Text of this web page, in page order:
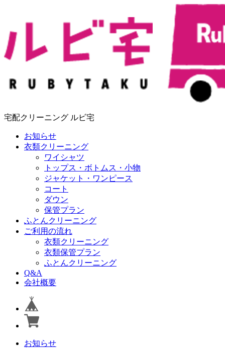
宅配クリーニング ルビ宅
お知らせ
衣類クリーニング
ワイシャツ
トップス・ボトムス・小物
ジャケット・ワンピース
コート
ダウン
保管プラン
ふとんクリーニング
ご利用の流れ
衣類クリーニング
衣類保管プラン
ふとんクリーニング
Q&A
会社概要
お知らせ